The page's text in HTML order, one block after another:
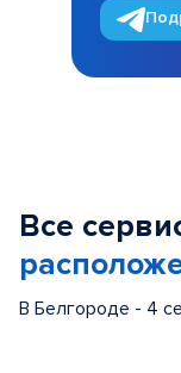
Все
В Белгороде - 4